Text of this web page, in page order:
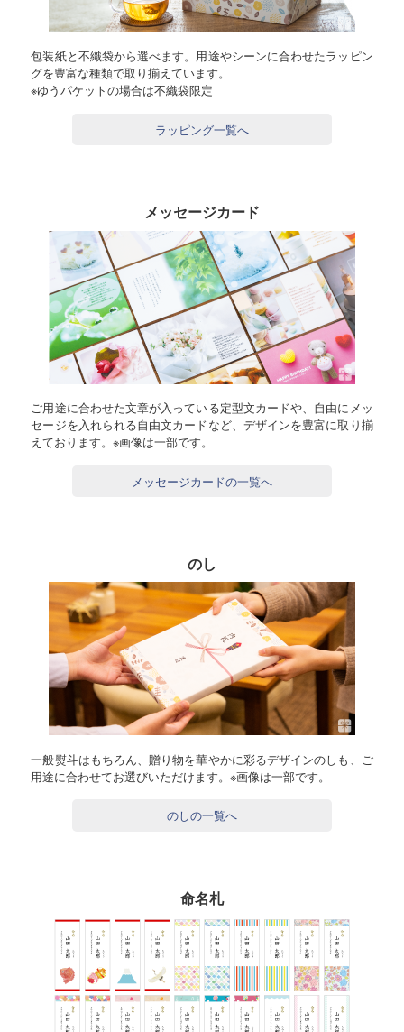
包装紙と不織袋から選べます。用途やシーンに合わせたラッピン
グを豊富な種類で取り揃えています。
※ゆうパケットの場合は不織袋限定
ラッピング一覧へ
メッセージカード
ご用途に合わせた文章が入っている定型文カードや、自由にメッ
セージを入れられる自由文カードなど、デザインを豊富に取り揃
えております。※画像は一部です。
メッセージカードの一覧へ
のし
一般熨斗はもちろん、贈り物を華やかに彩るデザインのしも、ご
用途に合わせてお選びいただけます。※画像は一部です。
のしの一覧へ
命名札